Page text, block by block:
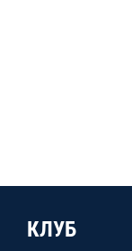
КЛУБ